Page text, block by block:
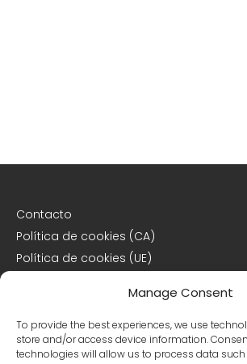
Manage Consent
To provide the best experiences, we use
store and/or access device information.
technologies will allow us to process data
Contacto
Política de cookies (CA)
Política de cookies (UE)
Declaración de privacidad
Declaración de privacidad (CA)